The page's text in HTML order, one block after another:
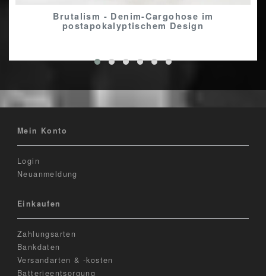
Brutalism - Denim-Cargohose im
postapokalyptischem Design
Mein Konto
Login
Neuanmeldung
Einkaufen
Zahlungsarten
Bankdaten
Versandarten & -kosten
Batterieentsorgung